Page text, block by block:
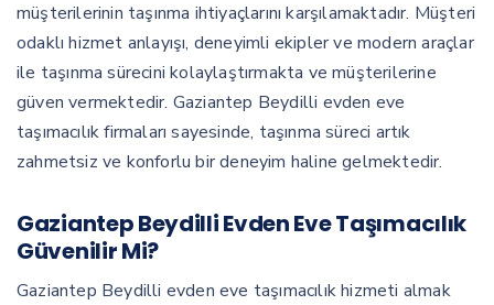
müşterilerinin taşınma ihtiyaçlarını karşılamaktadır. Müşteri
odaklı hizmet anlayışı, deneyimli ekipler ve modern araçlar
ile taşınma sürecini kolaylaştırmakta ve müşterilerine
güven vermektedir. Gaziantep Beydilli evden eve
taşımacılık firmaları sayesinde, taşınma süreci artık
zahmetsiz ve konforlu bir deneyim haline gelmektedir.
Gaziantep Beydilli Evden Eve Taşımacılık
Güvenilir Mi?
Gaziantep Beydilli evden eve taşımacılık hizmeti almak